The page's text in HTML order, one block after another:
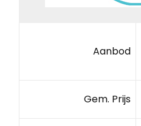
Aanbod
Gem. Prijs